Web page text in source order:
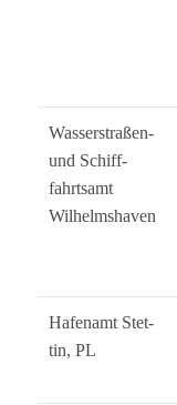
Was­ser­stra­ßen-
und Schiff­
fahrts­amt
Wilhelmshaven
Hafen­amt Stet­
tin, PL